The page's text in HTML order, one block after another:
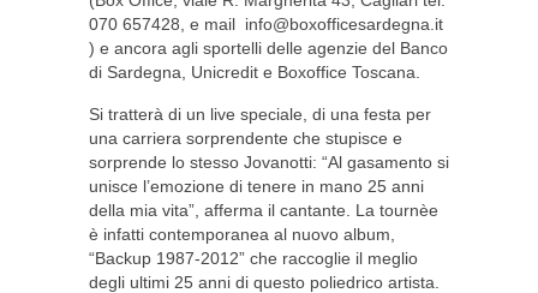
070 657428, e mail info@boxofficesardegna.it
) e ancora agli sportelli delle agenzie del Banco
di Sardegna, Unicredit e Boxoffice Toscana.
Si tratterà di un live speciale, di una festa per
una carriera sorprendente che stupisce e
sorprende lo stesso Jovanotti: “Al gasamento si
unisce l’emozione di tenere in mano 25 anni
della mia vita”, afferma il cantante. La tournèe
è infatti contemporanea al nuovo album,
“Backup 1987-2012” che raccoglie il meglio
degli ultimi 25 anni di questo poliedrico artista.